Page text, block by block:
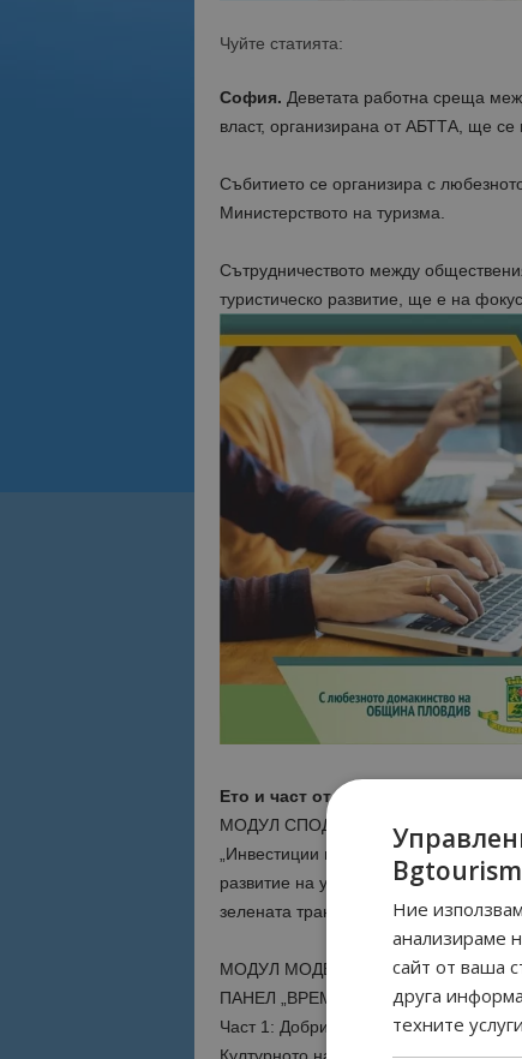
Чуйте статията:
София. Деветата работна среща
власт, организирана от АБТТА, ще
Събитието се организира с
Министерството на туризма.
Сътрудничеството между
туристическо развитие, ще е на
Ето и част от модулите:
МОДУЛ СПОДЕЛЕНА ОТГОВОРНОСТ
„Инвестиции в устойчиво бъдеще“ –
развитие на устойчива културно-
зелената трансформация да
МОДУЛ МОДЕРНО И УСТОЙЧИВО
ПАНЕЛ „ВРЕМЕ ЗА СПОДЕЛЯНЕ“
Част 1: Добри практики
Ние
анализираме
сайт от ваша
друга
техните